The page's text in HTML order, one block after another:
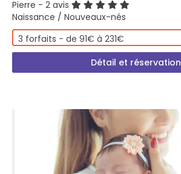
Pierre - 2 avis
Naissance / Nouveaux-nés
3 forfaits - de 91€ à 231€
Détail et réservation